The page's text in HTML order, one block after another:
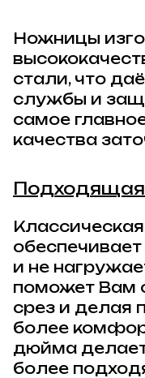
Ножницы
стали, что
службы и
самое
качества
и не
поможет Вам
срез и делая
более
дюйма
более